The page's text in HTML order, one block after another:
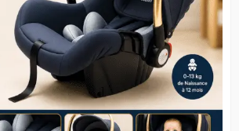
sur
la
page
du
produit